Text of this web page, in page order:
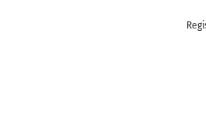
(coord.). Ediciones Universidad